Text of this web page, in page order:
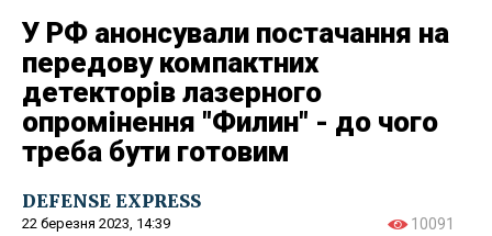
У РФ анонсували постачання на
передову компактних
детекторів лазерного
опромінення "Филин" - до чого
треба бути готовим
DEFENSE EXPRESS
22 березня 2023, 14:39 10091